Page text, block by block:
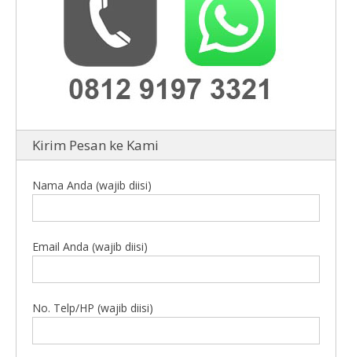
Kirim Pesan ke Kami
Nama Anda (wajib diisi)
Email Anda (wajib diisi)
No. Telp/HP (wajib diisi)